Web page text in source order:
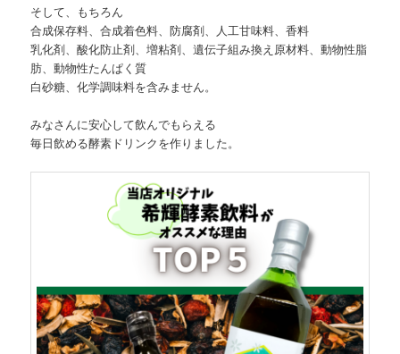
そして、もちろん
合成保存料、合成着色料、防腐剤、人工甘味料、香料
乳化剤、酸化防止剤、増粘剤、遺伝子組み換え原材料、動物性脂
肪、動物性たんぱく質
白砂糖、化学調味料を含みません。
みなさんに安心して飲んでもらえる
毎日飲める酵素ドリンクを作りました。